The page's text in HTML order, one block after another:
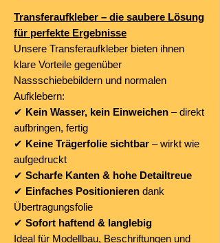
Transferaufkleber – die saubere Lösung
für perfekte Ergebnisse
Unsere Transferaufkleber bieten ihnen
klare Vorteile gegenüber
Nassschiebebildern und normalen
Aufklebern:
✔ Kein Wasser, kein Einweichen – direkt
aufbringen, fertig
✔ Keine Trägerfolie sichtbar – wirkt wie
aufgedruckt
✔ Scharfe Kanten & hohe Detailtreue
✔ Einfaches Positionieren dank
Übertragungsfolie
✔ Sofort haftend & langlebig
Ideal für Modellbau, Beschriftungen und